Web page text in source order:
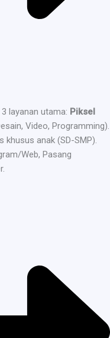
layanan utama: Piksel
Video, Programming).
khusus anak (SD-SMP).
Web, Pasang